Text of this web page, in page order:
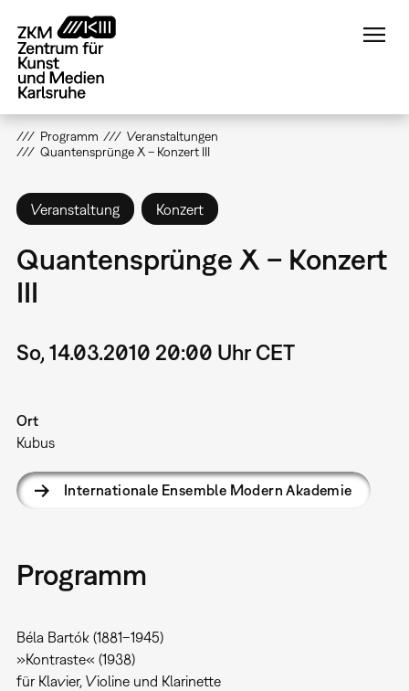
zum
Inhalt
Programm
Veranstaltungen
Quantensprünge X – Konzert III
Veranstaltung Konzert
Quantensprünge X – Konzert
III
So, 14.03.2010 20:00 Uhr CET
Ort
Kubus
Internationale Ensemble Modern Akademie
Programm
Béla Bartók (1881–1945)
»Kontraste« (1938)
für Klavier, Violine und Klarinette